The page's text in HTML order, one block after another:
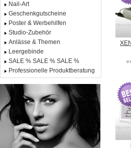
Nail-Art
Geschenkgutscheine
Poster & Werbehilfen
Studio-Zubehör
Anlässe & Themen
Leergebinde
SALE % SALE % SALE %
Professionelle Produktberatung